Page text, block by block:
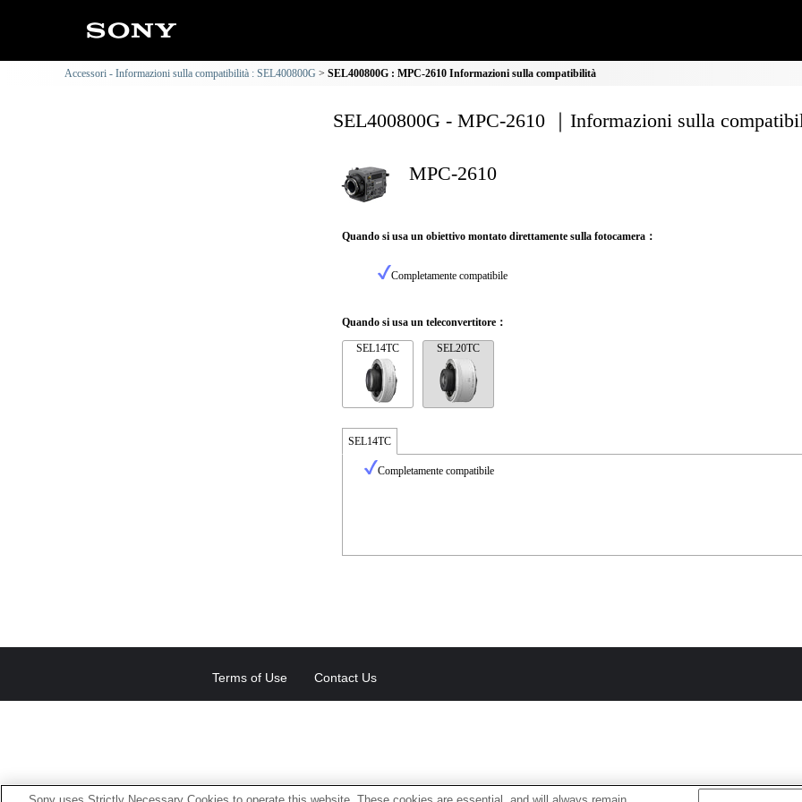
Accessori - Informazioni sulla compatibilità : SEL400800G SEL400800G : MPC-2610 Informazioni sulla compatibilità
SEL400800G - MPC-2610 ｜Informazioni sulla
MPC-2610
Quando si usa un obiettivo montato direttamente sulla fotocamera：
Completamente compatibile
Quando si usa un teleconvertitore：
SEL14TC SEL20TC
SEL14TC
Completamente compatibile
Terms of Use Contact Us